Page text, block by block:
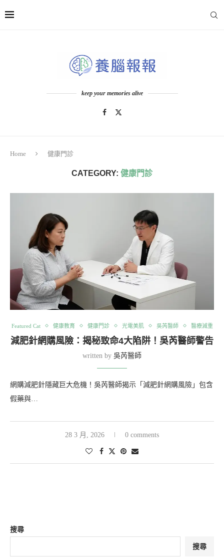
keep your memories alive
Home 健康門診
CATEGORY: 健康門診
Featured Cat 健康教育 健康門診 光電美肌 吳芮醫師 醫療減重
減肥針網購風險：揭秘致命4大陷阱！吳芮醫師警告
written by 吳芮醫師
網購減肥針隱藏巨大危機！吳芮醫師揭示「減肥針網購風險」包含
假藥與…
28 3 月, 2026 0 comments
搜尋
搜尋